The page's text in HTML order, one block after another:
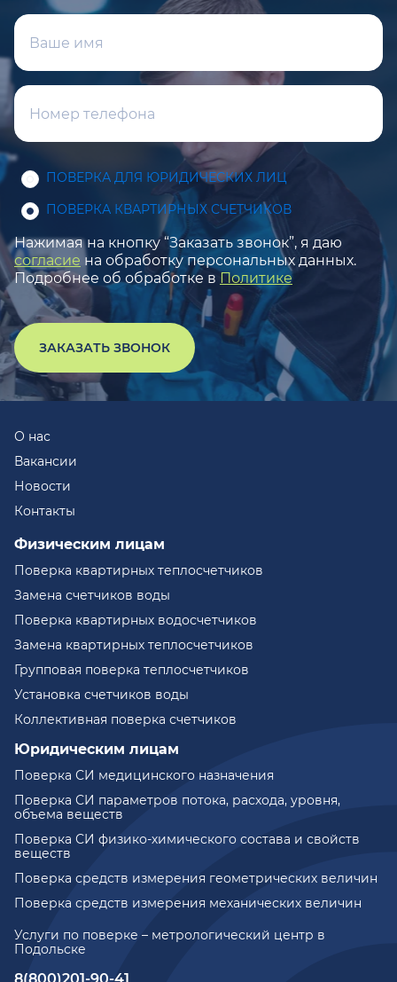
ПОВЕРКА ДЛЯ ЮРИДИЧЕСКИХ ЛИЦ
ПОВЕРКА КВАРТИРНЫХ СЧЕТЧИКОВ
Нажимая на кнопку “Заказать звонок”, я даю
согласие на обработку персональных данных.
Подробнее об обработке в Политике
ЗАКАЗАТЬ ЗВОНОК
Услуги по поверке – метрологический центр в
Подольске
О нас
Вакансии
Новости
Контакты
Физическим лицам
Поверка квартирных теплосчетчиков
Замена счетчиков воды
Поверка квартирных водосчетчиков
Замена квартирных теплосчетчиков
Групповая поверка теплосчетчиков
Установка счетчиков воды
Коллективная поверка счетчиков
Юридическим лицам
Поверка СИ медицинского назначения
Поверка СИ параметров потока, расхода, уровня,
объема веществ
Поверка СИ физико-химического состава и свойств
веществ
Поверка средств измерения геометрических величин
Поверка средств измерения механических величин